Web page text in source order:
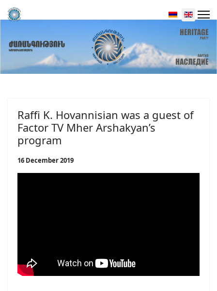
Select your
Raffi K. Hovannisian was a guest of
Factor TV Mher Arshakyan’s
program
16 December 2019